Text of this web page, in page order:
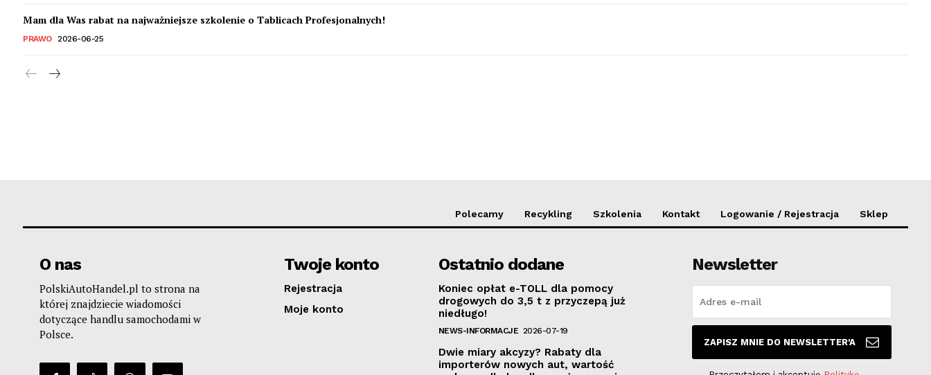
Mam dla Was rabat na najważniejsze szkolenie o Tablicach Profesjonalnych!
PRAWO 2026-06-25
Polecamy Recykling Szkolenia Kontakt Logowanie / Rejestracja Sklep
O nas
PolskiAutoHandel.pl to strona na
której znajdziecie wiadomości
dotyczące handlu samochodami w
Polsce.
Twoje konto
Rejestracja
Moje konto
Ostatnio dodane
Koniec opłat e-TOLL dla pomocy
drogowych do 3,5 t z przyczepą już
niedługo!
NEWS-INFORMACJE 2026-07-19
Dwie miary akcyzy? Rabaty dla
importerów nowych aut, wartość
Newsletter
ZAPISZ MNIE DO NEWSLETTER'A